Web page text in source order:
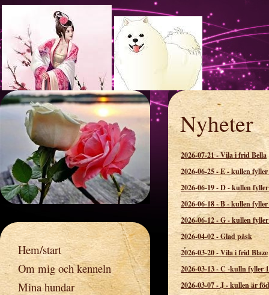
Rosspetsens
Hem/start
Om mig och kenneln
Mina hundar
Nyheter
2026-07-21-Vila i frid Bella
2026-06-25-E - kullen
2026-06-19-D - kullen
2026-06-18-B - kullen fyller
2026-06-12-G - kullen
2026-04-02-Glad påsk
2026-03-20-Vila i frid Blaze
2026-03-13-C -kulln fyller
2026-03-07-J - kullen är